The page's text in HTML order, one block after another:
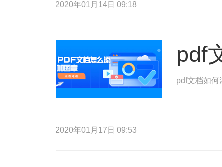
2020年01月14日 09:18
pdf
pdf文档如何
2020年01月17日 09:53